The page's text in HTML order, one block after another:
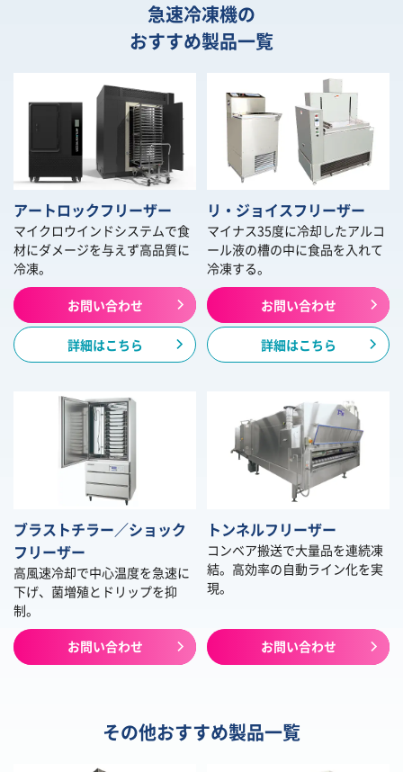
急速冷凍機の
おすすめ製品一覧
アートロックフリーザー
マイクロウインドシステムで食
材にダメージを与えず高品質に
冷凍。
お問い合わせ
詳細はこちら
リ・ジョイスフリーザー
マイナス35度に冷却したアルコ
ール液の槽の中に食品を入れて
冷凍する。
お問い合わせ
詳細はこちら
ブラストチラー／ショック
フリーザー
高風速冷却で中心温度を急速に
下げ、菌増殖とドリップを抑
制。
お問い合わせ
トンネルフリーザー
コンベア搬送で大量品を連続凍
結。高効率の自動ライン化を実
現。
お問い合わせ
その他おすすめ製品一覧